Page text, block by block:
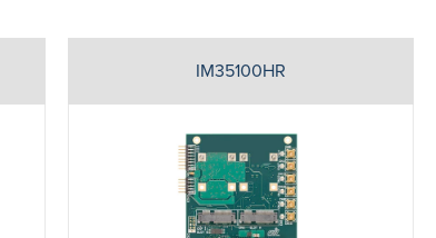
IM35100HR